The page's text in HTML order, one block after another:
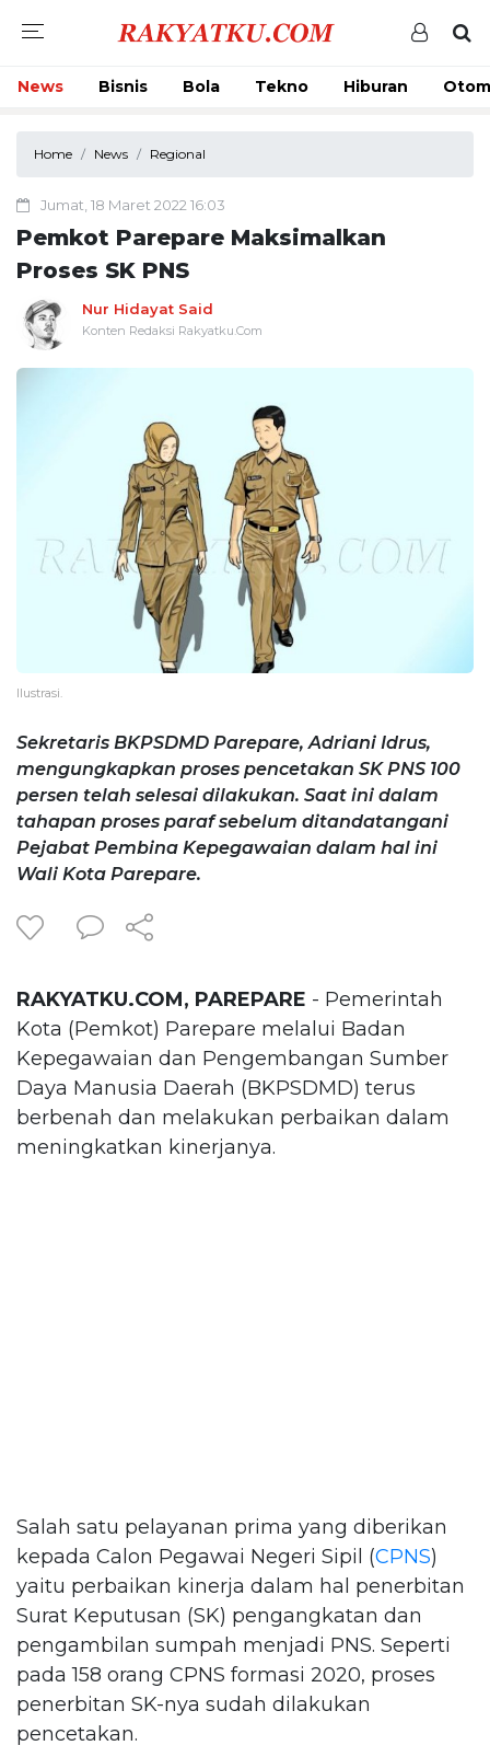
News Bisnis Bola Tekno Hiburan
Home News Regional
Jumat, 18 Maret 2022 16:03
Pemkot Parepare Maksimalkan
Proses SK PNS
Nur Hidayat Said
Konten Redaksi Rakyatku.Com
Ilustrasi.
Sekretaris BKPSDMD Parepare, Adriani Idrus,
mengungkapkan proses pencetakan SK PNS 100
persen telah selesai dilakukan. Saat ini dalam
tahapan proses paraf sebelum ditandatangani
Pejabat Pembina Kepegawaian dalam hal ini
Wali Kota Parepare.
RAKYATKU.COM, PAREPARE - Pemerintah
Kota (Pemkot) Parepare melalui Badan
Kepegawaian dan Pengembangan Sumber
Daya Manusia Daerah (BKPSDMD) terus
berbenah dan melakukan perbaikan dalam
meningkatkan kinerjanya.
Salah satu pelayanan prima yang diberikan
kepada Calon Pegawai Negeri Sipil (CPNS)
yaitu perbaikan kinerja dalam hal penerbitan
Surat Keputusan (SK) pengangkatan dan
pengambilan sumpah menjadi PNS. Seperti
pada 158 orang CPNS formasi 2020, proses
penerbitan SK-nya sudah dilakukan
pencetakan.